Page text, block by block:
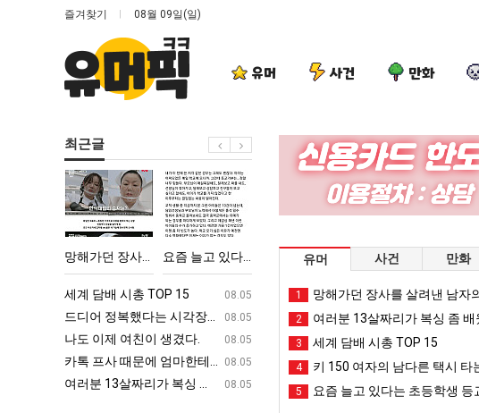
즐겨찾기 08월 09일(일)
유머 사건 만화
최근글
망
해
사
를
살
려
낸
망해가던 장사를 살려낸 남자의 소울푸드 제육볶음의 위력 ㅋㅋ
요
즘
늘
다
는
초
등
학
요즘 늘고 있다는 초등학생 등교거부.jpg
08.05
세계 담배 시총 TOP 15
08.05
드디어 정복했다는 시각장애 근황
08.05
나도 이제 여친이 생겼다.
08.05
카톡 프사 때문에 엄마한테 혼남;;
08.05
여러분 13살짜리가 복싱 좀 배웠다고 깝치는데 어떻게 할까요?
제
나도 이제 여친이 생겼다.
엄
마
새
는
꺄!
를
어
떻
엄마 요새는 꺄! 를 어떻게 쓰는지 알아?
08.05
퇴사했다!!!!
08.05
서울 토박이 안재현 "왜 서울로 독립해?"
08.05
양산 기온 닷새째 40도 넘겨…‘최고기온 42도 가능성도’
08.05
이번에 아마존이 오픈ai에 75조 투자한 이유
08.05
백종원이 알려주는 가장 최악의 창업과정 .JPG
유머 사건 만화
1 망해가던 장사를 살려낸 남자
2 여러분 13살짜리가 복싱 좀
3 세계 담배 시총 TOP 15
4 키 150 여자의 남다른 택시 타
5 요즘 늘고 있다는 초등학생 등